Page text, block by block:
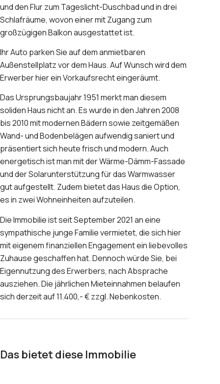
und den Flur zum Tageslicht-Duschbad und in drei
Schlafräume, wovon einer mit Zugang zum
großzügigen Balkon ausgestattet ist.
Ihr Auto parken Sie auf dem anmietbaren
Außenstellplatz vor dem Haus. Auf Wunsch wird dem
Erwerber hier ein Vorkaufsrecht eingeräumt.
Das Ursprungsbaujahr 1951 merkt man diesem
soliden Haus nicht an. Es wurde in den Jahren 2008
bis 2010 mit modernen Bädern sowie zeitgemäßen
Wand- und Bodenbelägen aufwendig saniert und
präsentiert sich heute frisch und modern. Auch
energetisch ist man mit der Wärme-Dämm-Fassade
und der Solarunterstützung für das Warmwasser
gut aufgestellt. Zudem bietet das Haus die Option,
es in zwei Wohneinheiten aufzuteilen.
Die Immobilie ist seit September 2021 an eine
sympathische junge Familie vermietet, die sich hier
mit eigenem finanziellen Engagement ein liebevolles
Zuhause geschaffen hat. Dennoch würde Sie, bei
Eigennutzung des Erwerbers, nach Absprache
ausziehen. Die jährlichen Mieteinnahmen belaufen
sich derzeit auf 11.400,- € zzgl. Nebenkosten.
Das bietet diese Immobilie